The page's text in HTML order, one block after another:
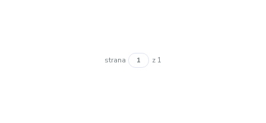
strana z 1